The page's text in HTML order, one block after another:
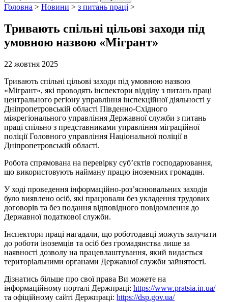
Головна > Новини > з питань праці >
Тривають спільні цільові заходи під
умовною назвою «Мігрант»
22 жовтня 2025
Тривають спільні цільові заходи під умовною назвою
«Мігрант», які проводять інспектори відділу з питань праці
центрального регіону управління інспекційної діяльності у
Дніпропетровській області Південно-Східного
міжрегіонального управління Державної служби з питань
праці спільно з представниками управління міграційної
поліції Головного управління Національної поліції в
Дніпропетровській області.
Робота спрямована на перевірку суб’єктів господарювання,
що використовують найману працю іноземних громадян.
У ході проведення інформаційно-роз’яснювальних заходів
було виявлено осіб, які працювали без укладення трудових
договорів та без подання відповідного повідомлення до
Державної податкової служби.
Інспектори праці нагадали, що роботодавці можуть залучати
до роботи іноземців та осіб без громадянства лише за
наявності дозволу на працевлаштування, який видається
територіальними органами Державної служби зайнятості.
Дізнатись більше про свої права Ви можете на
інформаційному порталі Держпраці: https://www.pratsia.in.ua/
та офіційному сайті Держпраці: https://dsp.gov.ua/